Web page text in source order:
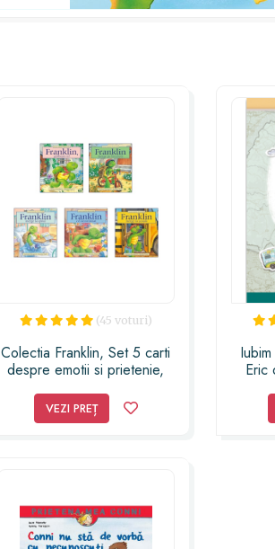
(45 voturi)
Colectia Franklin, Set 5 carti
despre emotii si prietenie,
VEZI PREȚ
Eric